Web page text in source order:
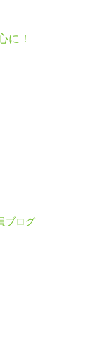
ブログ